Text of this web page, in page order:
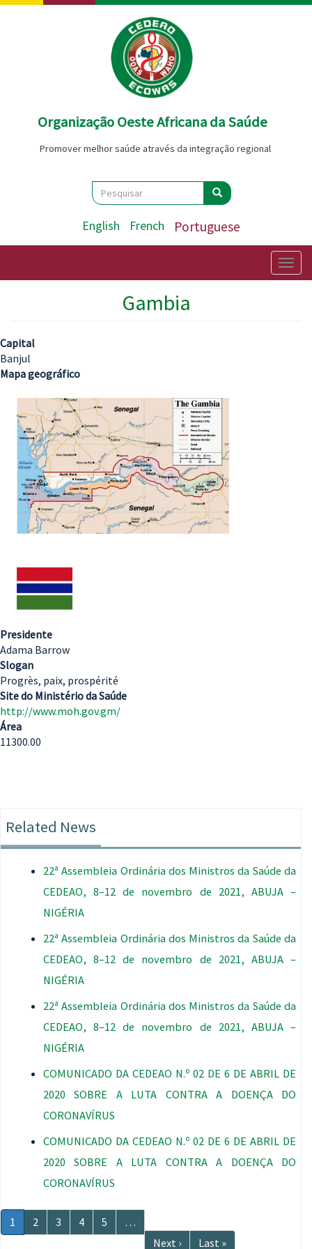
Passar
Organização Oeste Africana da Saúde
Promover melhor saúde através da integração regional
Search
Pesquisar Pesquisar
English French Portuguese
Gambia
Capital
Banjul
Mapa geográfico
Imagem
Presidente
Adama Barrow
Slogan
Progrès, paix, prospérité
Site do Ministério da Saúde
http://www.moh.gov.gm/
Área
11300.00
Related News
22ª Assembleia Ordinária dos Ministros da Saúde da
CEDEAO, 8–12 de novembro de 2021, ABUJA –
NIGÉRIA
22ª Assembleia Ordinária dos Ministros da Saúde da
CEDEAO, 8–12 de novembro de 2021, ABUJA –
NIGÉRIA
22ª Assembleia Ordinária dos Ministros da Saúde da
CEDEAO, 8–12 de novembro de 2021, ABUJA –
NIGÉRIA
COMUNICADO DA CEDEAO N.º 02 DE 6 DE ABRIL DE
2020 SOBRE A LUTA CONTRA A DOENÇA DO
CORONAVÍRUS
COMUNICADO DA CEDEAO N.º 02 DE 6 DE ABRIL DE
2020 SOBRE A LUTA CONTRA A DOENÇA DO
CORONAVÍRUS
Paginação
Página
atual
1 Página
2 Página
3 Página
4 Página
5
…
Próxima
Next › Última
Last »